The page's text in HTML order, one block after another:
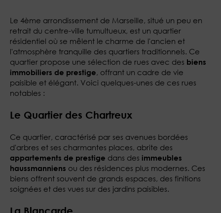
Le 4ème arrondissement de Marseille, situé un peu en
retrait du centre-ville tumultueux, est un quartier
résidentiel où se mêlent le charme de l'ancien et
l'atmosphère tranquille des quartiers traditionnels. Ce
quartier propose une sélection de rues avec des biens
immobiliers de prestige, offrant un cadre de vie
paisible et élégant. Voici quelques-unes de ces rues
notables :
Le Quartier des Chartreux
Ce quartier, caractérisé par ses avenues bordées
d'arbres et ses charmantes places, abrite des
appartements de prestige dans des immeubles
haussmanniens ou des résidences plus modernes. Ces
biens offrent souvent de grands espaces, des finitions
soignées et des vues sur des jardins paisibles.